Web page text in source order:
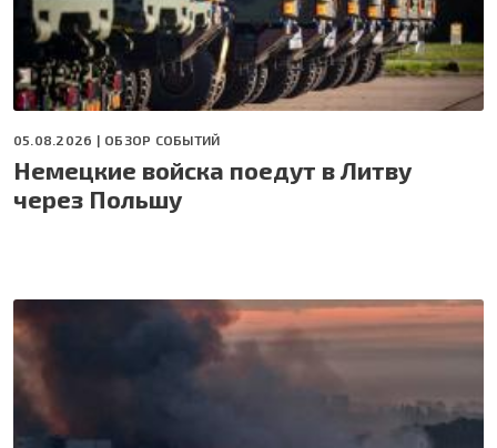
05.08.2026 | ОБЗОР СОБЫТИЙ
Немецкие войска поедут в Литву
через Польшу